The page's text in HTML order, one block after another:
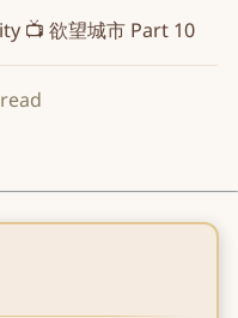
📺 欲望城市 Part 10